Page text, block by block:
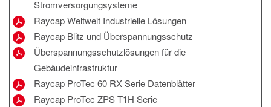
Stromversorgungsysteme
Raycap Weltweit Industrielle Lösungen
Raycap Blitz und Überspannungsschutz
Überspannungsschutzlösungen für die
Gebäudeinfrastruktur
Raycap ProTec 60 RX Serie Datenblätter
Raycap ProTec ZPS T1H Serie